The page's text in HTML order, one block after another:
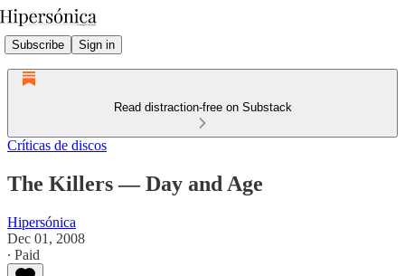
Subscribe Sign in
Read distraction-free on Substack
Críticas de discos
The Killers — Day and Age
Hipersónica
Dec 01, 2008
∙ Paid